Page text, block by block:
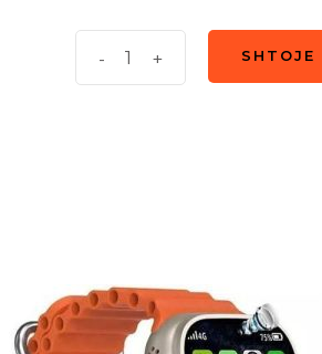
- +
SHTOJE